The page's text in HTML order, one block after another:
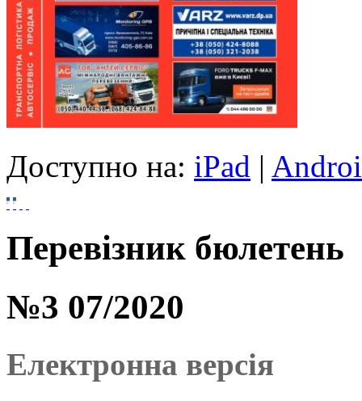
Доступно на: iPad |
Перевізник бюлетень
№3 07/2020
Електронна версія